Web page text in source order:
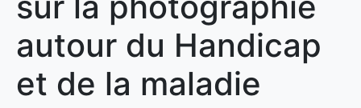
autour du Handicap
et de la maladie